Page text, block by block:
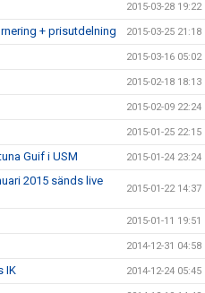
2015-03-28 19:22
+ prisutdelning 2015-03-25 21:18
2015-03-16 05:02
2015-02-18 18:13
2015-02-09 22:24
2015-01-25 22:15
Guif i USM 2015-01-24 23:24
2015 sänds live
2015-01-22 14:37
2015-01-11 19:51
2014-12-31 04:58
IK 2014-12-24 05:45